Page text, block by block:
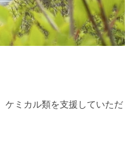
ケミカル類を支援していただ